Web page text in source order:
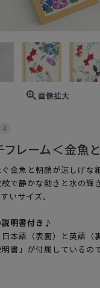
画像拡大
フレーム＜金魚
金魚と朝顔が涼しげな
で静かな動きと水の輝
いサイズ。
明書付き♪
本語（表面）と英語（
書」が付属しているの